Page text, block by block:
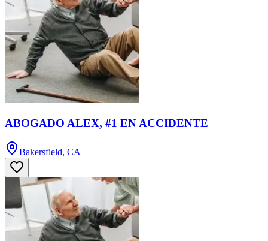
ABOGADO ALEX, #1 EN ACCIDENTE
Bakersfield, CA